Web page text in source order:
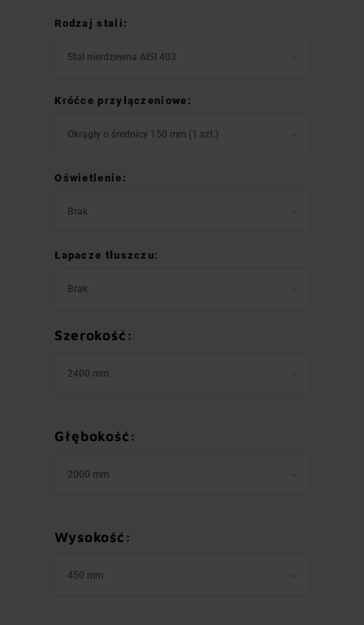
Rodzaj stali:
Stal nierdzewna AISI 403
Króćce przyłączeniowe:
Okrągły o średnicy 150 mm (1 szt.)
Oświetlenie:
Brak
Łapacze tłuszczu:
Brak
Szerokość:
2400 mm
Głębokość:
2000 mm
Wysokość:
450 mm